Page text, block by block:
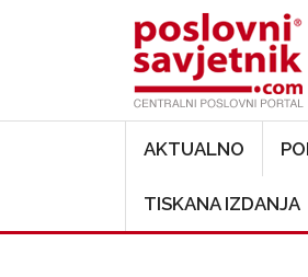
AKTUALNO
TISKANA IZDANJA